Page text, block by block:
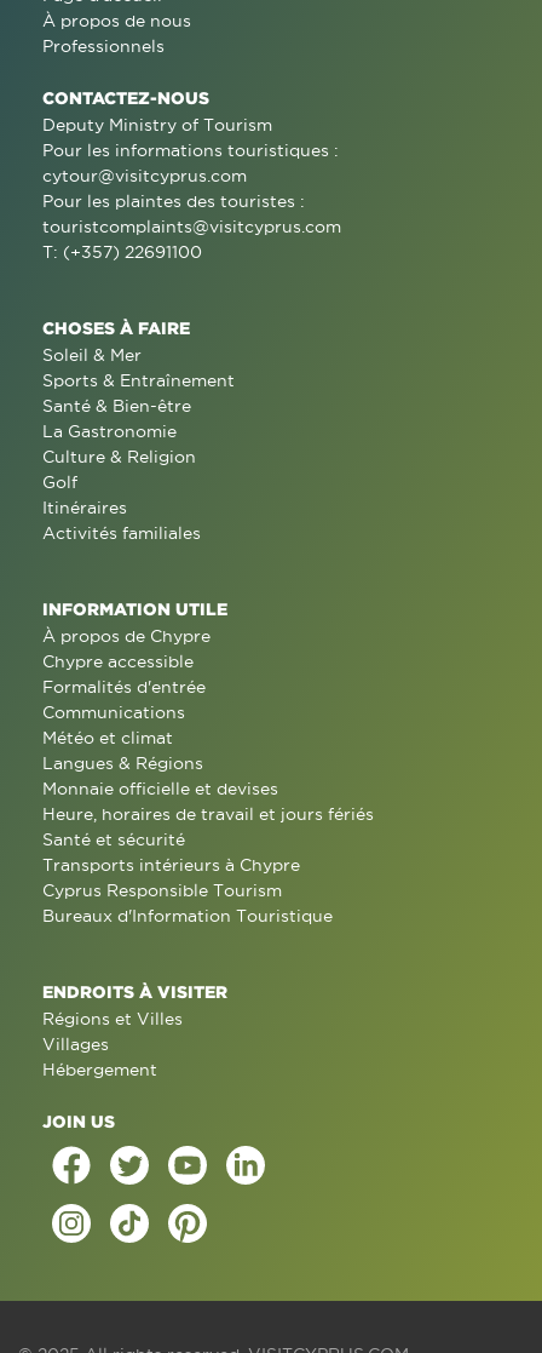
À propos de nous
Professionnels
CONTACTEZ-NOUS
Deputy Ministry of Tourism
Pour les informations touristiques :
cytour@visitcyprus.com
Pour les plaintes des touristes :
touristcomplaints@visitcyprus.com
T: (+357) 22691100
CHOSES À FAIRE
Soleil & Mer
Sports & Entraînement
Santé & Bien-être
La Gastronomie
Culture & Religion
Golf
Itinéraires
Activités familiales
INFORMATION UTILE
À propos de Chypre
Chypre accessible
Formalités d'entrée
Communications
Météo et climat
Langues & Régions
Monnaie officielle et devises
Heure, horaires de travail et jours fériés
Santé et sécurité
Transports intérieurs à Chypre
Cyprus Responsible Tourism
Bureaux d'Information Touristique
ENDROITS À VISITER
Régions et Villes
Villages
Hébergement
JOIN US